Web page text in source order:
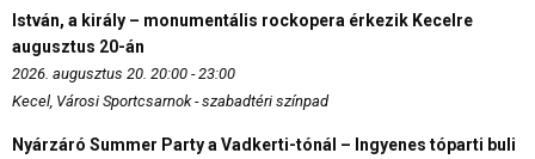
István, a király – monumentális rockopera érkezik Kecelre
augusztus 20-án
2026. augusztus 20. 20:00 - 23:00
Kecel, Városi Sportcsarnok - szabadtéri színpad
Nyárzáró Summer Party a Vadkerti-tónál – Ingyenes tóparti buli